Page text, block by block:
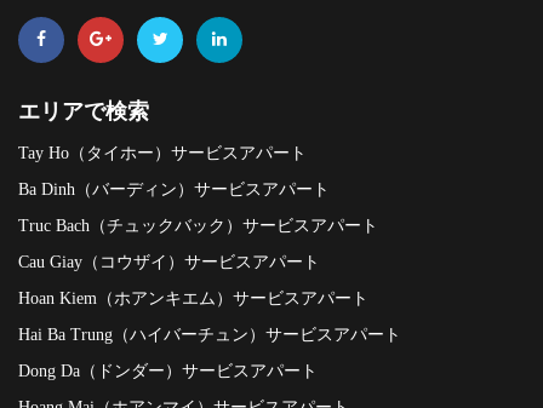
エリアで検索
Tay Ho（タイホー）サービスアパート
Ba Dinh（バーディン）サービスアパート
Truc Bach（チュックバック）サービスアパート
Cau Giay（コウザイ）サービスアパート
Hoan Kiem（ホアンキエム）サービスアパート
Hai Ba Trung（ハイバーチュン）サービスアパート
Dong Da（ドンダー）サービスアパート